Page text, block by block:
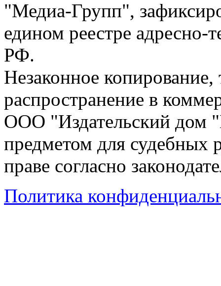
"Медиа-Групп",
едином реестре адресно-
РФ.
Незаконное
распространение в
ООО "Издательский дом
предметом для судебных
праве согласно
Политика